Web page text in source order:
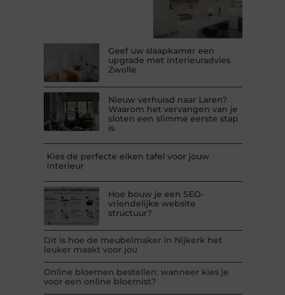
Geef uw slaapkamer een
upgrade met interieuradvies
Zwolle
Nieuw verhuisd naar Laren?
Waarom het vervangen van je
sloten een slimme eerste stap
is
Kies de perfecte eiken tafel voor jouw
interieur
Hoe bouw je een SEO-
vriendelijke website
structuur?
Dit is hoe de meubelmaker in Nijkerk het
leuker maakt voor jou
Online bloemen bestellen: wanneer kies je
voor een online bloemist?